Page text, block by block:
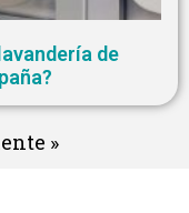
de
»